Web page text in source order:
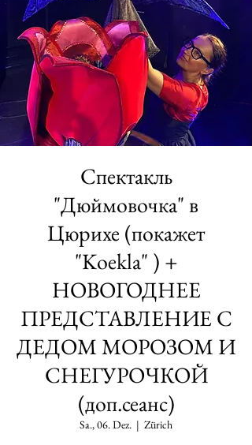
Спектакль
"Дюймовочка" в
Цюрихе (покажет
"Koekla" ) +
НОВОГОДНЕЕ
ПРЕДСТАВЛЕНИЕ С
ДЕДОМ МОРОЗОМ И
СНЕГУРОЧКОЙ
(доп.сеанс)
Sa., 06. Dez.
  |
Zürich